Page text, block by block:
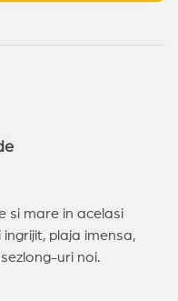
si mare in acelasi
plaja imensa,
uri noi.